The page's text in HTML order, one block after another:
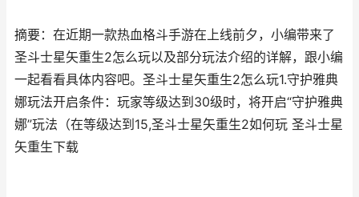
摘要：在近期一款热血格斗手游在上线前夕，小编带来了
圣斗士星矢重生2怎么玩以及部分玩法介绍的详解，跟小编
一起看看具体内容吧。圣斗士星矢重生2怎么玩1.守护雅典
娜玩法开启条件：玩家等级达到30级时，将开启“守护雅典
娜”玩法（在等级达到15,圣斗士星矢重生2如何玩 圣斗士星
矢重生下载